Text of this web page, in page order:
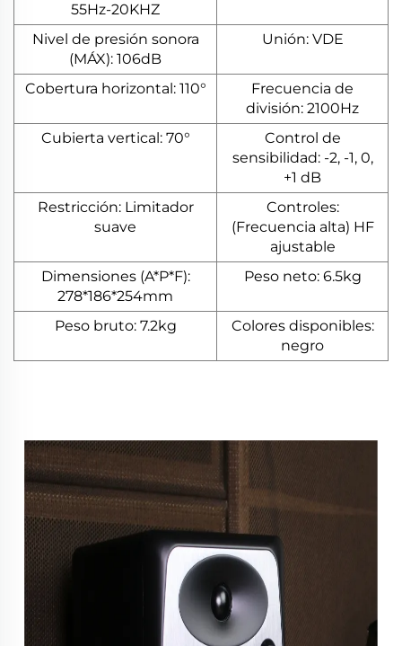
55Hz-20KHZ
Nivel de presión sonora
(MÁX): 106dB
Unión: VDE
Cobertura horizontal: 110°
Frecuencia de
división: 2100Hz
Cubierta vertical: 70°
Control de
sensibilidad: -2, -1, 0,
+1 dB
Restricción: Limitador
suave
Controles:
(Frecuencia alta) HF
ajustable
Dimensiones (A*P*F):
278*186*254mm
Peso neto: 6.5kg
Peso bruto: 7.2kg
Colores disponibles:
negro